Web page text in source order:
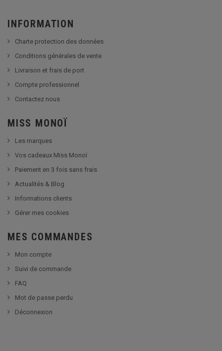
INFORMATION
Charte protection des données
Conditions générales de vente
Livraison et frais de port
Compte professionnel
Contactez nous
MISS MONOÏ
Les marques
Vos cadeaux Miss Monoï
Paiement en 3 fois sans frais
Actualités & Blog
Informations clients
Gérer mes cookies
MES COMMANDES
Mon compte
Suivi de commande
FAQ
Mot de passe perdu
Déconnexion